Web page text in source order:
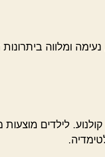
ומלווה ביתרונות
לילדים מוצעות